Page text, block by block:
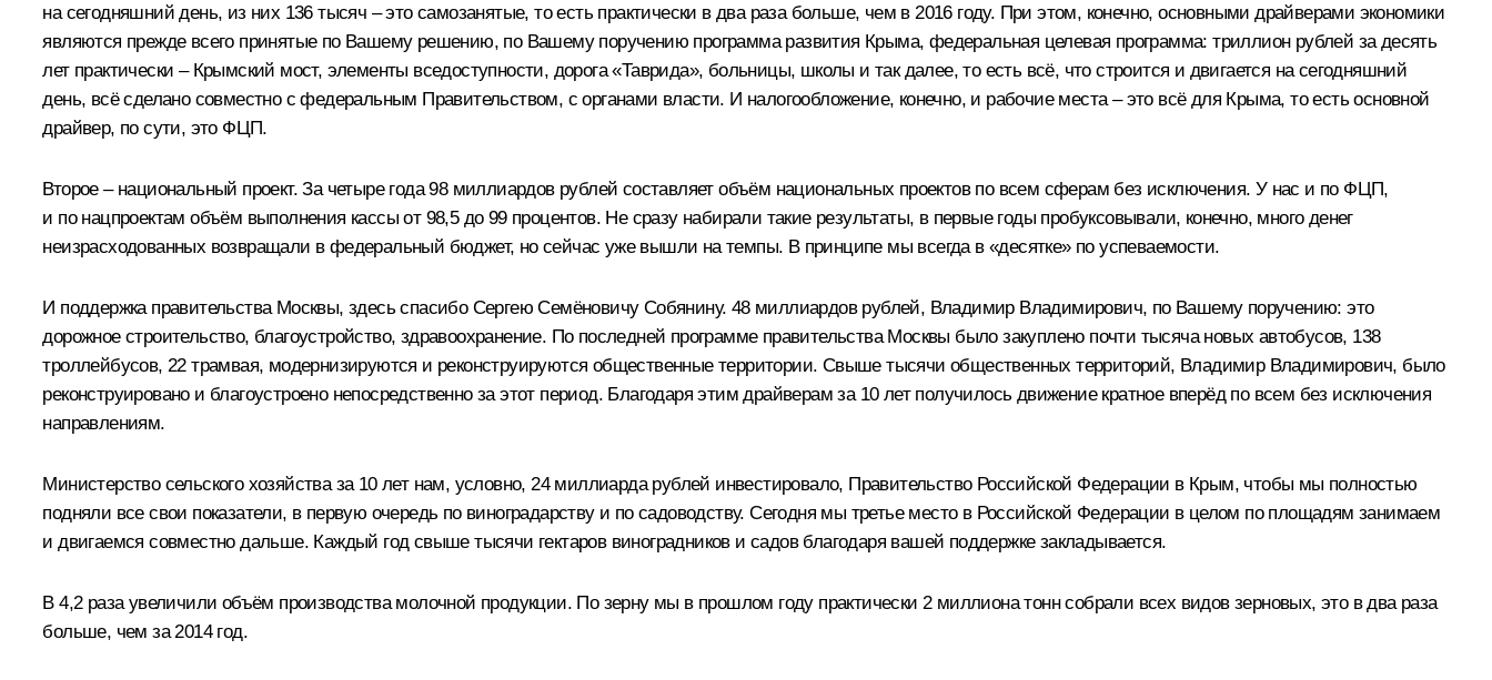
на сегодняшний день, из них 136 тысяч – это самозанятые, то есть практически в два раза больше, чем в 2016 году. При этом, конечно, основными драйверами экономики
являются прежде всего принятые по Вашему решению, по Вашему поручению программа развития Крыма, федеральная целевая программа: триллион рублей за десять
лет практически – Крымский мост, элементы вседоступности, дорога «Таврида», больницы, школы и так далее, то есть всё, что строится и двигается на сегодняшний
день, всё сделано совместно с федеральным Правительством, с органами власти. И налогообложение, конечно, и рабочие места – это всё для Крыма, то есть основной
драйвер, по сути, это ФЦП.
Второе – национальный проект. За четыре года 98 миллиардов рублей составляет объём национальных проектов по всем сферам без исключения. У нас и по ФЦП,
и по нацпроектам объём выполнения кассы от 98,5 до 99 процентов. Не сразу набирали такие результаты, в первые годы пробуксовывали, конечно, много денег
неизрасходованных возвращали в федеральный бюджет, но сейчас уже вышли на темпы. В принципе мы всегда в «десятке» по успеваемости.
И поддержка правительства Москвы, здесь спасибо Сергею Семёновичу Собянину. 48 миллиардов рублей, Владимир Владимирович, по Вашему поручению: это
дорожное строительство, благоустройство, здравоохранение. По последней программе правительства Москвы было закуплено почти тысяча новых автобусов, 138
троллейбусов, 22 трамвая, модернизируются и реконструируются общественные территории. Свыше тысячи общественных территорий, Владимир Владимирович, было
реконструировано и благоустроено непосредственно за этот период. Благодаря этим драйверам за 10 лет получилось движение кратное вперёд по всем без исключения
направлениям.
Министерство сельского хозяйства за 10 лет нам, условно, 24 миллиарда рублей инвестировало, Правительство Российской Федерации в Крым, чтобы мы полностью
подняли все свои показатели, в первую очередь по виноградарству и по садоводству. Сегодня мы третье место в Российской Федерации в целом по площадям занимаем
и двигаемся совместно дальше. Каждый год свыше тысячи гектаров виноградников и садов благодаря вашей поддержке закладывается.
В 4,2 раза увеличили объём производства молочной продукции. По зерну мы в прошлом году практически 2 миллиона тонн собрали всех видов зерновых, это в два раза
больше, чем за 2014 год.